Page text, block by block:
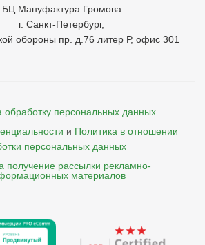
БЦ Мануфактура Громова
г. Санкт-Петербург,
обороны пр. д.76 литер Р, офис 301
обработку персональных данных
и Политика в отношении
персональных данных
получение рассылки рекламно-
информационных материалов